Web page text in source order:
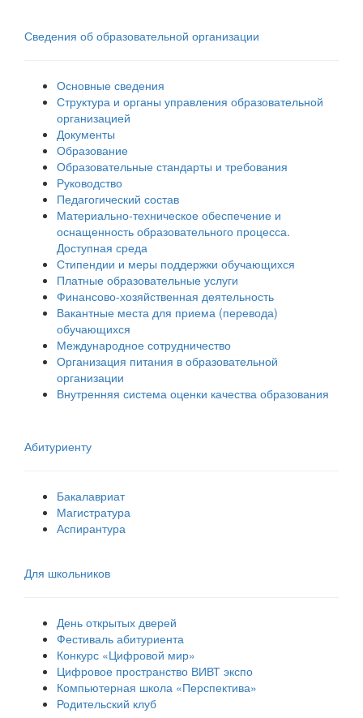
Сведения об образовательной организации
Основные сведения
Структура и органы управления образовательной
организацией
Документы
Образование
Образовательные стандарты и требования
Руководство
Педагогический состав
Материально-техническое обеспечение и
оснащенность образовательного процесса.
Доступная среда
Стипендии и меры поддержки обучающихся
Платные образовательные услуги
Финансово-хозяйственная деятельность
Вакантные места для приема (перевода)
обучающихся
Международное сотрудничество
Организация питания в образовательной
организации
Внутренняя система оценки качества образования
Абитуриенту
Бакалавриат
Магистратура
Аспирантура
Для школьников
День открытых дверей
Фестиваль абитуриента
Конкурс «Цифровой мир»
Цифровое пространство ВИВТ экспо
Компьютерная школа «Перспектива»
Родительский клуб